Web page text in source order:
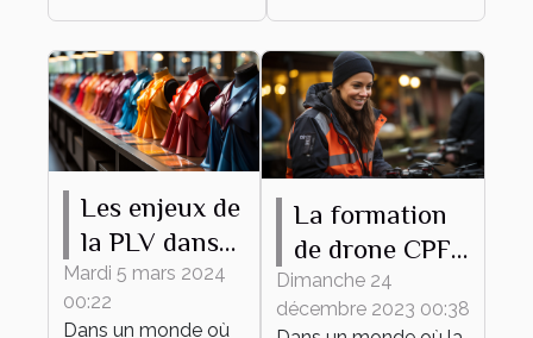
Les enjeux de
la PLV dans
le secteur de
la mode
Mardi 5 mars 2024
00:22
Dans un monde où
La formation
de drone CPF
comme outil
de
Dimanche 24
décembre 2023 00:38